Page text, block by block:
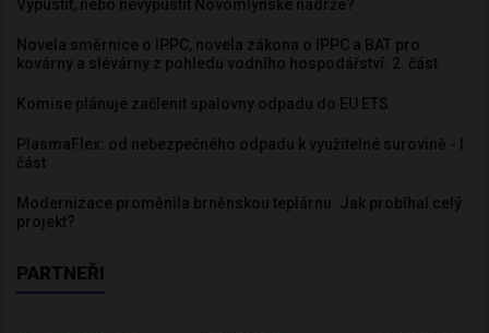
Vypustit, nebo nevypustit Novomlýnské nádrže?
Novela směrnice o IPPC, novela zákona o IPPC a BAT pro
kovárny a slévárny z pohledu vodního hospodářství: 2. část
Komise plánuje začlenit spalovny odpadu do EU ETS
PlasmaFlex: od nebezpečného odpadu k využitelné surovině - I.
část
Modernizace proměnila brněnskou teplárnu. Jak probíhal celý
projekt?
PARTNEŘI